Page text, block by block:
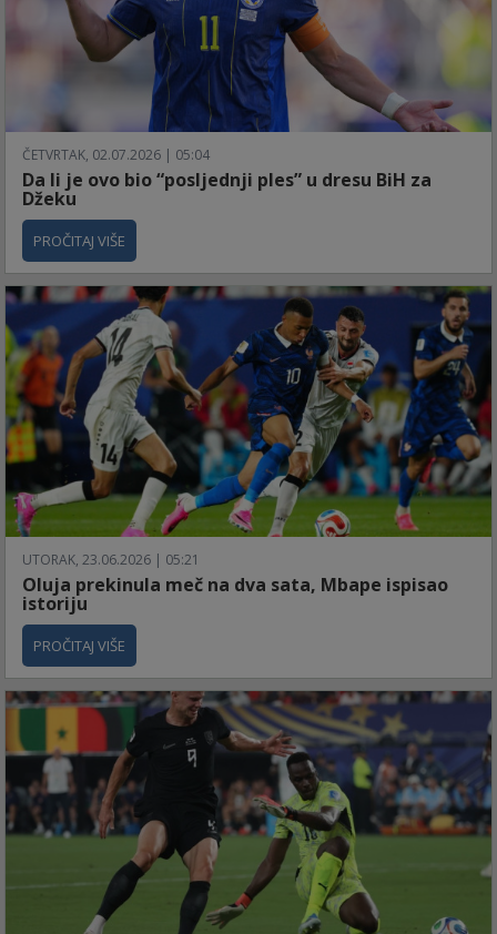
ČETVRTAK, 02.07.2026 | 05:04
Da li je ovo bio “posljednji ples” u dresu BiH za
Džeku
PROČITAJ VIŠE
UTORAK, 23.06.2026 | 05:21
Oluja prekinula meč na dva sata, Mbape ispisao
istoriju
PROČITAJ VIŠE